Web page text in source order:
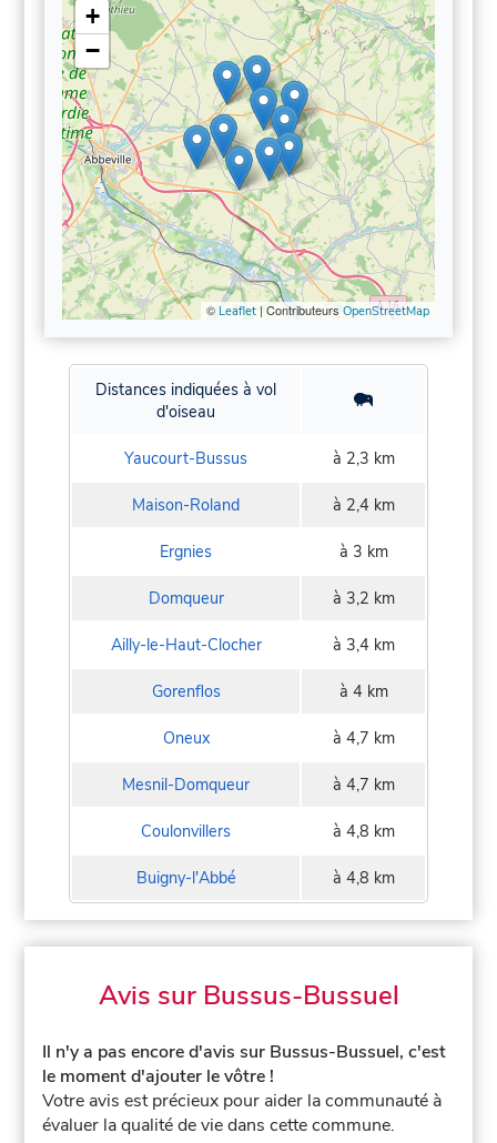
+
−
© Leaflet| Contributeurs OpenStreetMap
Distances indiquées à vol
d'oiseau
Yaucourt-Bussus à 2,3 km
Maison-Roland à 2,4 km
Ergnies à 3 km
Domqueur à 3,2 km
Ailly-le-Haut-Clocher à 3,4 km
Gorenflos à 4 km
Oneux à 4,7 km
Mesnil-Domqueur à 4,7 km
Coulonvillers à 4,8 km
Buigny-l'Abbé à 4,8 km
Avis sur Bussus-Bussuel
Il n'y a pas encore d'avis sur Bussus-Bussuel, c'est
le moment d'ajouter le vôtre !
Votre avis est précieux pour aider la communauté à
évaluer la qualité de vie dans cette commune.